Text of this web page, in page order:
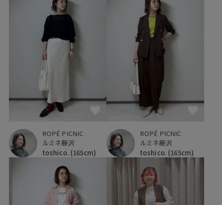
ROPÉ PICNIC
ルミネ藤沢
toshico. (165cm)
ROPÉ PICNIC
ルミネ藤沢
toshico. (165cm)